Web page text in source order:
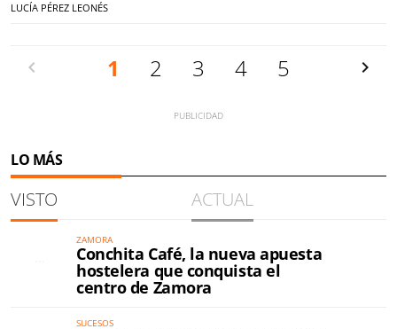
LUCÍA PÉREZ LEONÉS
1 2 3 4 5
LO MÁS
VISTO ACTUAL
ZAMORA
Conchita Café, la nueva apuesta
hostelera que conquista el
centro de Zamora
SUCESOS